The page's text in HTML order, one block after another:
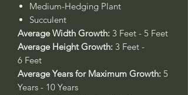
Medium-Hedging Plant
Succulent
Average Width Growth: 3 Feet - 5 Feet
Average Height Growth: 3 Feet -
6 Feet
Average Years for Maximum Growth: 5
Years - 10 Years